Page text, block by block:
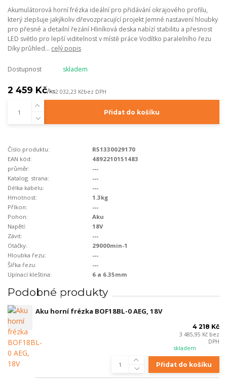
Akumulátorová horní frézka ideální pro přidávání okrajového profilu,
který zlepšuje jakýkoliv dřevozpracující projekt Jemné nastavení hloubky
pro přesné a detailní řezání Hliníková deska nabízí stabilitu a přesnost
LED světlo pro lepší viditelnost v místě práce Vodítko paralelního řezu
Díky průhled... celý popis
Dostupnost skladem
2 459 Kč/ks2 032,23 Kčbez DPH
Přidat do košíku
Číslo produktu:
R51330029170
EAN kód:
4892210151483
průměr:
---
Katalog. strana:
---
Délka kabelu:
---
Hmotnost:
1.3kg
Příkon:
---
Pohon:
Aku
Napětí:
18V
Závit:
---
Otáčky:
29000min-1
Hloubka řezu:
---
Šířka řezu:
---
Upínací kleština:
6 a 6.35mm
Podobné produkty
Aku horní frézka BOF18BL-0 AEG, 18V
4 218 Kč
3 485,95 Kč bez
DPH
skladem
Přidat do košíku